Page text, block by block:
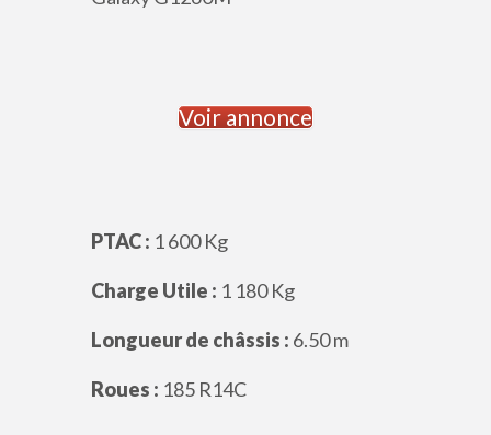
Voir annonce
PTAC : 1 600 Kg
Charge Utile : 1 180 Kg
Longueur de châssis : 6.50 m
Roues : 185 R14C